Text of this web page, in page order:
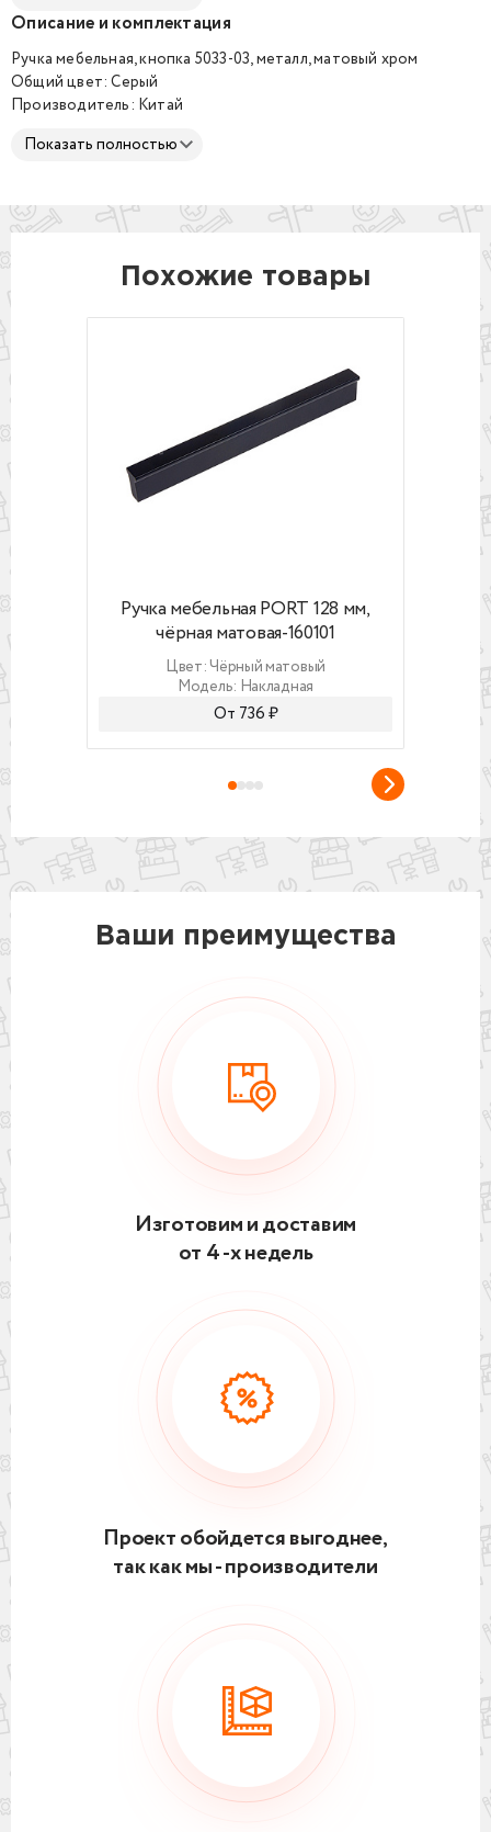
Описание и комплектация
Ручка мебельная, кнопка 5033-03, металл, матовый хром
Общий цвет: Серый
Производитель: Китай
Материал: ZnAl (цинковый сплав)
Показать полностью
Похожие товары
Ручка мебельная PORT 128 мм, чёрная
Ручка мебельная PORT 128 мм,
чёрная матовая-160101
Цвет: Чёрный матовый
Модель: Накладная
От 736 ₽
Ваши преимущества
Изготовим и доставим
от 4 -х недель
Проект обойдется выгоднее,
так как мы - производители